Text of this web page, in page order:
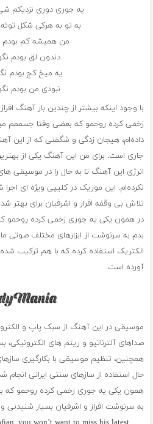
یه جوری دوری نزدیکم
به تو به هرکی شکل
من همیشه کم بودم
دندون لق بودم
یه میخ کج بودم
نبودی من بودم
با وجود اینکه بیشتر از چندین بار آهنگ
زخمی کرده روحمو که بعضی وقتا جسممم
داده‌ام، هیجان‌ زدگی و شگفتی که از این
جاری است. برای من این آهنگ یکی از
انرژی این آهنگ تا به حال را در موسیقی های
نکرده‌ام. این موزیک در کلیپی ویژه ای
تلاش بی وقفه افراز و اشرفیان برای
در همون یکی یه جوری زخمی کرده روحمو
بدم به سرنوشت از ابزارهای مختلف صوتی
الکتریک استفاده کرده که با هم ترکیب
آورده است.
موسیقی در این آهنگ از سبک پاپ و
صداهای آلترناتیو و ریتم های
همچنین، تنظیم موسیقی با بکارگیری
حال استفاده از سازهای سنتی ایرانی
همون یکی یه جوری زخمی کرده روحمو که
به سرنوشت افراز و اشرفیان بسیار شنیدنی و